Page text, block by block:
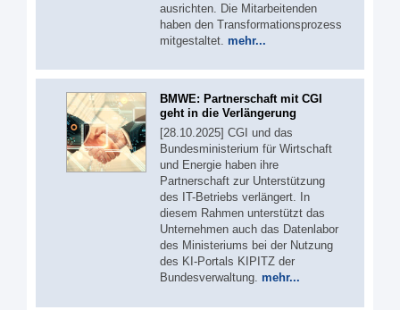
ausrichten. Die Mitarbeitenden
haben den Transformationsprozess
mitgestaltet. mehr...
BMWE: Partnerschaft mit CGI
geht in die Verlängerung
[28.10.2025] CGI und das
Bundesministerium für Wirtschaft
und Energie haben ihre
Partnerschaft zur Unterstützung
des IT-Betriebs verlängert. In
diesem Rahmen unterstützt das
Unternehmen auch das Datenlabor
des Ministeriums bei der Nutzung
des KI-Portals KIPITZ der
Bundesverwaltung. mehr...